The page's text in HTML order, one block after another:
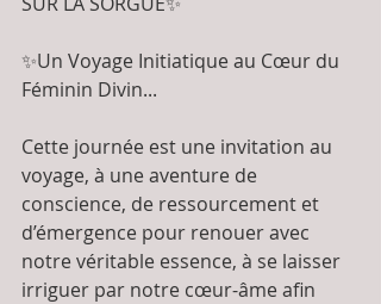
✨Un Voyage Initiatique au Cœur du
Féminin Divin...
Cette journée est une invitation au
voyage, à une aventure de
conscience, de ressourcement et
d’émergence pour renouer avec
notre véritable essence, à se laisser
irriguer par notre cœur-âme afin